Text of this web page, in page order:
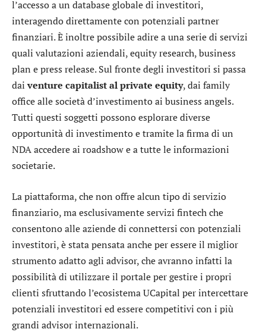
l’accesso a un database globale di investitori,
interagendo direttamente con potenziali partner
finanziari. È inoltre possibile adire a una serie di servizi
quali valutazioni aziendali, equity research, business
plan e press release. Sul fronte degli investitori si passa
daiventure capitalist al private equity, dai family
office alle società d’investimento ai business angels.
Tutti questi soggetti possono esplorare diverse
opportunità di investimento e tramite la firma di un
NDA accedere ai roadshow e a tutte le informazioni
societarie.
La piattaforma, che non offre alcun tipo di servizio
finanziario, ma esclusivamente servizi fintech che
consentono alle aziende di connettersi con potenziali
investitori, è stata pensata anche per essere il miglior
strumento adatto agli advisor, che avranno infatti la
possibilità di utilizzare il portale per gestire i propri
clienti sfruttando l’ecosistema UCapital per intercettare
potenziali investitori ed essere competitivi con i più
grandi advisor internazionali.